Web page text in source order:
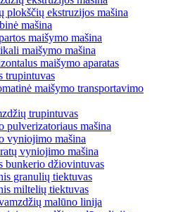
plokščių ekstruzijos mašina
mašina
maišymo mašina
maišymo mašina
maišymo aparatas
trupintuvas
maišymo transportavimo
trupintuvas
pulverizatoriaus mašina
vyniojimo mašina
vyniojimo mašina
bunkerio džiovintuvas
granulių tiektuvas
miltelių tiektuvas
malūno linija